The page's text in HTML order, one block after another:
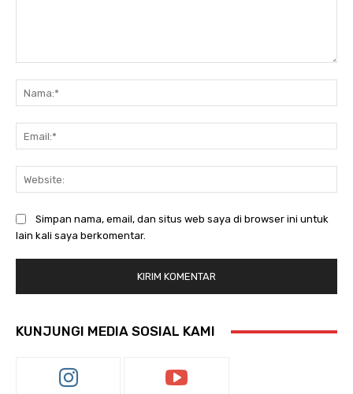
Simpan nama, email, dan situs web saya di browser ini untuk
lain kali saya berkomentar.
KUNJUNGI MEDIA SOSIAL KAMI